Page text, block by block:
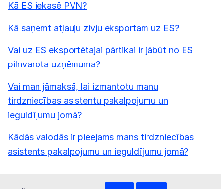
Kā ES iekasē PVN?
Kā saņemt atļauju zivju eksportam uz ES?
Vai uz ES eksportētajai pārtikai ir jābūt no ES
pilnvarota uzņēmuma?
Vai man jāmaksā, lai izmantotu manu
tirdzniecības asistentu pakalpojumu un
ieguldījumu jomā?
Kādās valodās ir pieejams mans tirdzniecības
asistents pakalpojumu un ieguldījumu jomā?